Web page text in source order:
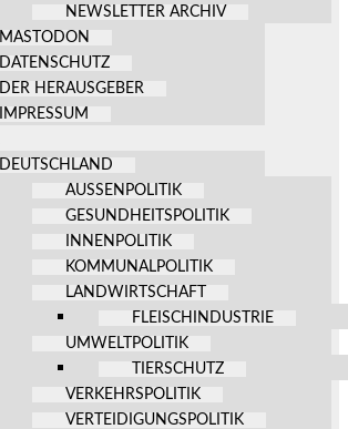
NEWSLETTER ARCHIV
MASTODON
DATENSCHUTZ
DER HERAUSGEBER
IMPRESSUM
DEUTSCHLAND
AUSSENPOLITIK
GESUNDHEITSPOLITIK
INNENPOLITIK
KOMMUNALPOLITIK
LANDWIRTSCHAFT
FLEISCHINDUSTRIE
UMWELTPOLITIK
TIERSCHUTZ
VERKEHRSPOLITIK
VERTEIDIGUNGSPOLITIK